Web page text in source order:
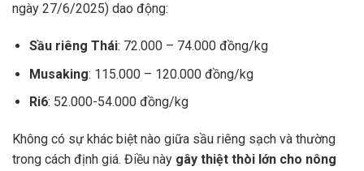
ngày 27/6/2025) dao động:
Sầu riêng Thái: 72.000 – 74.000 đồng/kg
Musaking: 115.000 – 120.000 đồng/kg
Ri6: 52.000-54.000 đồng/kg
Không có sự khác biệt nào giữa sầu riêng sạch và thường
trong cách định giá. Điều này gây thiệt thòi lớn cho nông